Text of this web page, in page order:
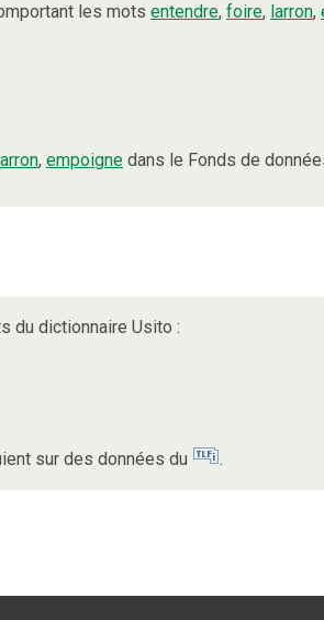
les mots entendre, foire, larron,
, empoigne dans le Fonds de
du dictionnaire Usito :
sur des données du
.